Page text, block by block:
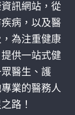
訊網站，從
病，以及醫
為注重健康
供一站式健
醫生、護
業的醫務人
路！